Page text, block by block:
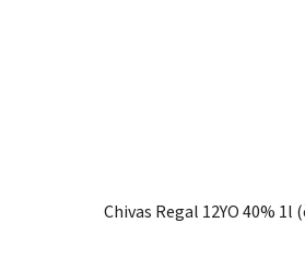
Chivas Regal 12YO 40% 1l